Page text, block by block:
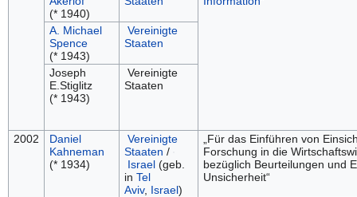
(* 1940)
A. Michael
Spence
(* 1943)
Vereinigte
Staaten
Joseph
E.Stiglitz
(* 1943)
Vereinigte
Staaten
2002
Daniel
Kahneman
(* 1934)
Vereinigte
Staaten /
Israel(geb.
in Tel
Aviv, Israel)
„Für das Einführen von
Forschung in die
bezüglich Beurteilungen und
Unsicherheit“